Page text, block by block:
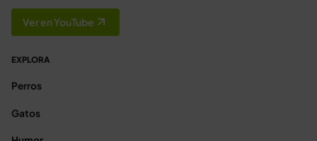
Ver en YouTube
EXPLORA
Perros
Gatos